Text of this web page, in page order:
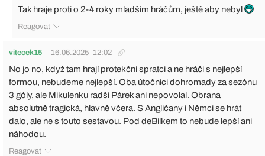
Tak hraje proti o 2-4 roky mladším hráčům, ještě aby nebyl
Reagovat
vitecek15 16.06.2025 12:02
No jo no, když tam hrají protekční spratci a ne hráči s nejlepší
formou, nebudeme nejlepší. Oba útočníci dohromady za sezónu
3 góly, ale Mikulenku radši Párek ani nepovolal. Obrana
absolutně tragická, hlavně včera. S Angličany i Němci se hrát
dalo, ale ne s touto sestavou. Pod deBílkem to nebude lepší ani
náhodou.
Reagovat